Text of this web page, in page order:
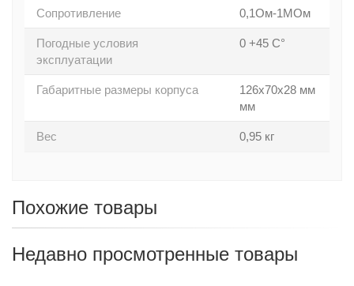
Сопротивление 0,1Ом-1МОм
Погодные условия
эксплуатации
0 +45 С°
Габаритные размеры корпуса
126x70x28 мм
мм
Вес 0,95 кг
Похожие товары
Недавно просмотренные товары